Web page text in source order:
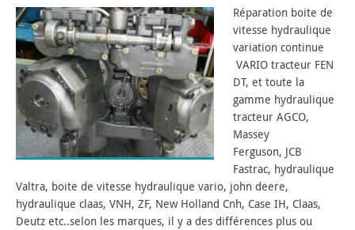
Réparation boite de
vitesse hydraulique
variation continue
VARIO tracteur FEN
DT, et toute la
gamme hydraulique
tracteur AGCO,
Massey
Ferguson, JCB
Fastrac, hydraulique
Valtra, boite de vitesse hydraulique vario, john deere,
hydraulique claas, VNH, ZF, New Holland Cnh, Case IH, Claas,
Deutz etc..selon les marques, il y a des différences plus ou